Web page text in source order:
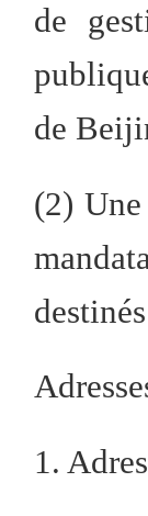
de
de
(2)
1.